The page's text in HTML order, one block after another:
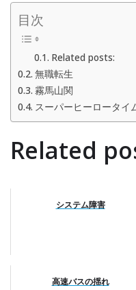
目次
Related posts:
無職転生
霧馬山関
スーパーヒーロータイ
Related
システム障害
高速バスの揺れ